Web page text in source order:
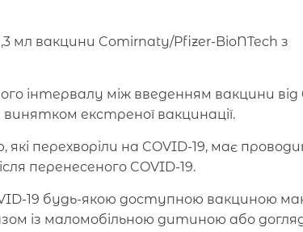
мл вакцини Comirnaty/Pfizer-BioNTech з
інтервалу між введенням вакцини від
екстреної вакцинації.
перехворіли на COVID-19, має
перенесеного COVID-19.
19 будь-якою доступною вакциною
із маломобільною дитиною або